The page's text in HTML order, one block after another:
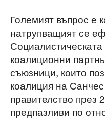
Големият въпрос е
натрупващият се
коалиционни
съюзници, които
коалиция на
правителство през
предпазливи по